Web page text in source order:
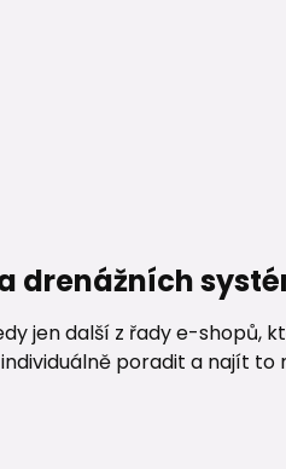
drenážních
jen další z řady e-shopů,
poradit a najít to